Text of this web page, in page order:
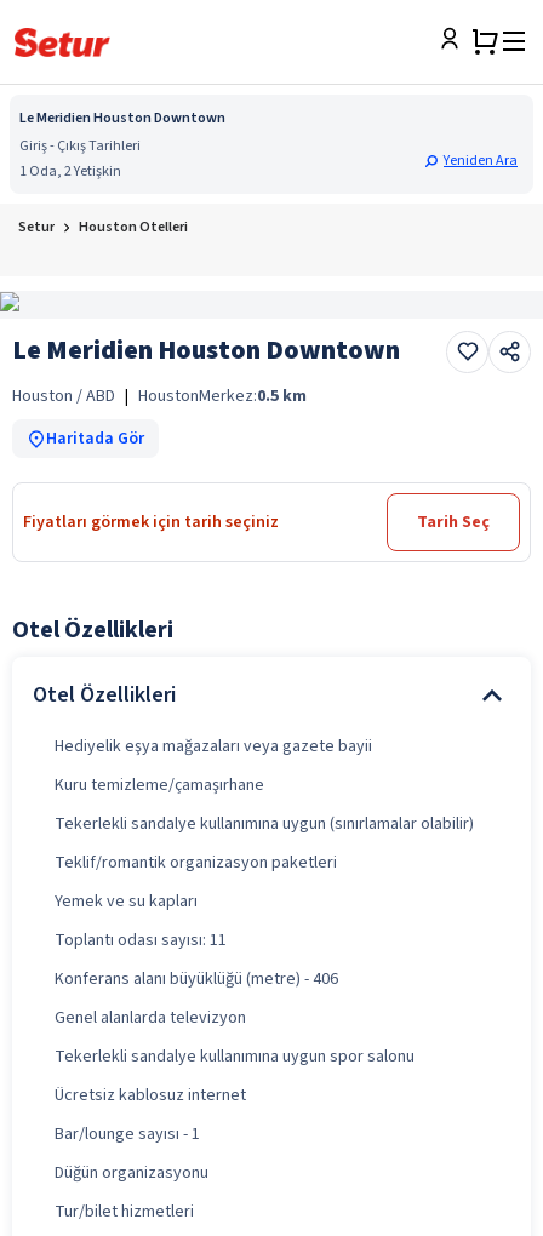
Le Meridien Houston Downtown
Giriş - Çıkış Tarihleri
1 Oda, 2 Yetişkin
Yeniden Ara
Setur Houston Otelleri
Le Meridien Houston Downtown
Houston / ABD | HoustonMerkez:0.5 km
Haritada Gör
Fiyatları görmek için tarih seçiniz Tarih Seç
Otel Özellikleri
Otel Özellikleri
Hediyelik eşya mağazaları veya gazete bayii
Kuru temizleme/çamaşırhane
Tekerlekli sandalye kullanımına uygun (sınırlamalar olabilir)
Teklif/romantik organizasyon paketleri
Yemek ve su kapları
Toplantı odası sayısı: 11
Konferans alanı büyüklüğü (metre) - 406
Genel alanlarda televizyon
Tekerlekli sandalye kullanımına uygun spor salonu
Ücretsiz kablosuz internet
Bar/lounge sayısı - 1
Düğün organizasyonu
Tur/bilet hizmetleri